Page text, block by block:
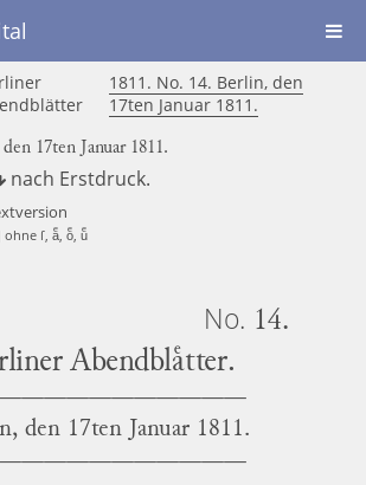
1811. No. 14. Berlin, den
17ten Januar 1811.
17ten Januar 1811.
nach Erstdruck.
ohne ſ, aͤ, oͤ, uͤ
No. 14.
Abendblaͤtter.
den 17ten Januar 1811.